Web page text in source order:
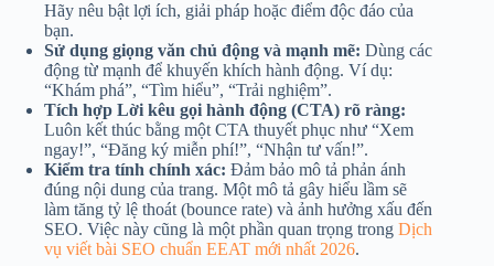
Hãy nêu bật lợi ích, giải pháp hoặc điểm độc đáo của
bạn.
Sử dụng giọng văn chủ động và mạnh mẽ: Dùng các
động từ mạnh để khuyến khích hành động. Ví dụ:
“Khám phá”, “Tìm hiểu”, “Trải nghiệm”.
Tích hợp Lời kêu gọi hành động (CTA) rõ ràng:
Luôn kết thúc bằng một CTA thuyết phục như “Xem
ngay!”, “Đăng ký miễn phí!”, “Nhận tư vấn!”.
Kiểm tra tính chính xác: Đảm bảo mô tả phản ánh
đúng nội dung của trang. Một mô tả gây hiểu lầm sẽ
làm tăng tỷ lệ thoát (bounce rate) và ảnh hưởng xấu đến
SEO. Việc này cũng là một phần quan trọng trong Dịch
vụ viết bài SEO chuẩn EEAT mới nhất 2026.